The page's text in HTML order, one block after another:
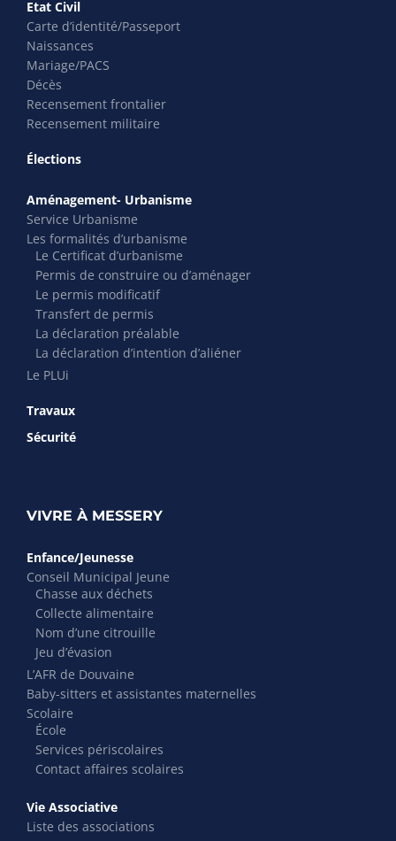
Etat Civil
Carte d’identité/Passeport
Naissances
Mariage/PACS
Décès
Recensement frontalier
Recensement militaire
Élections
Aménagement- Urbanisme
Service Urbanisme
Les formalités d’urbanisme
Le Certificat d’urbanisme
Permis de construire ou d’aménager
Le permis modificatif
Transfert de permis
La déclaration préalable
La déclaration d’intention d’aliéner
Le PLUi
Travaux
Sécurité
VIVRE À MESSERY
Enfance/Jeunesse
Conseil Municipal Jeune
Chasse aux déchets
Collecte alimentaire
Nom d’une citrouille
Jeu d’évasion
L’AFR de Douvaine
Baby-sitters et assistantes maternelles
Scolaire
École
Services périscolaires
Contact affaires scolaires
Vie Associative
Liste des associations